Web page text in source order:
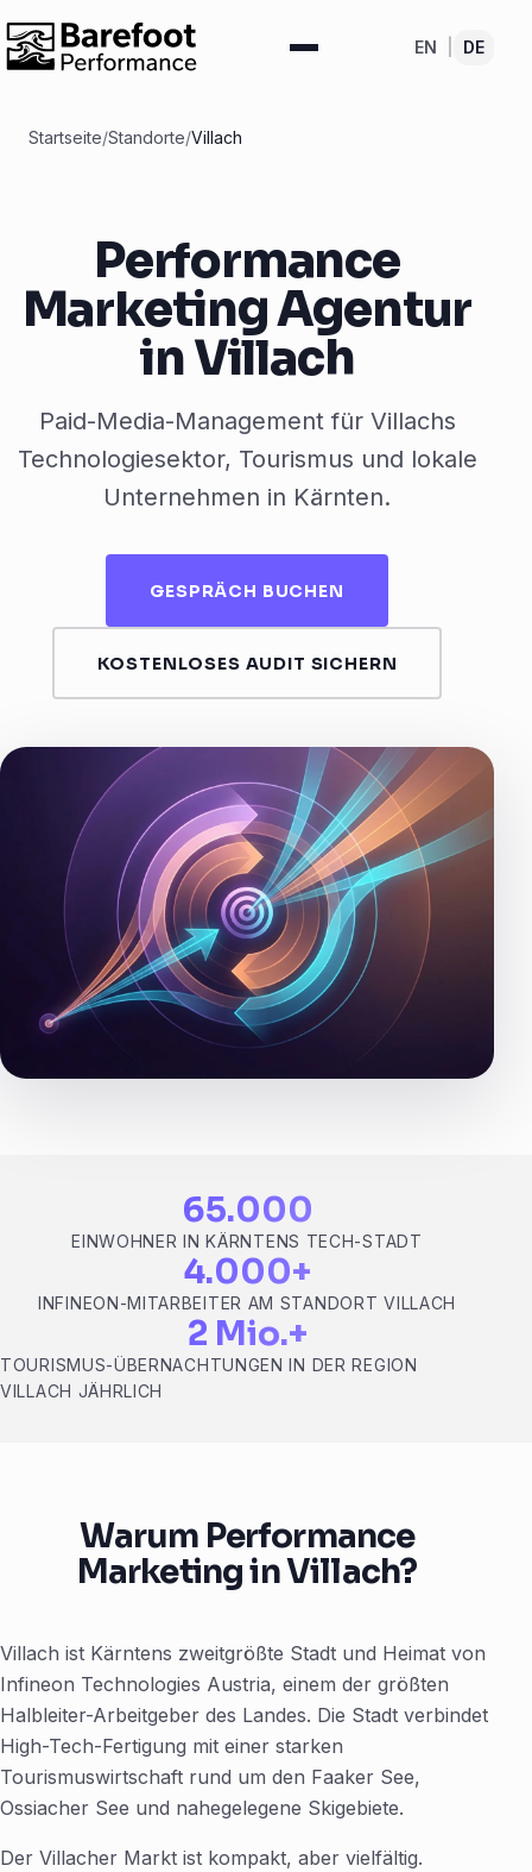
EN DE
Startseite/Standorte/Villach
Performance
Marketing Agentur
in Villach
Paid-Media-Management für Villachs
Technologiesektor, Tourismus und lokale
Unternehmen in Kärnten.
GESPRÄCH BUCHEN
KOSTENLOSES AUDIT SICHERN
65.000
EINWOHNER IN KÄRNTENS TECH-STADT
4.000+
INFINEON-MITARBEITER AM STANDORT VILLACH
2 Mio.+
TOURISMUS-ÜBERNACHTUNGEN IN DER REGION
VILLACH JÄHRLICH
Warum Performance
Marketing in Villach?
Villach ist Kärntens zweitgrößte Stadt und Heimat von
Infineon Technologies Austria, einem der größten
Halbleiter-Arbeitgeber des Landes. Die Stadt verbindet
High-Tech-Fertigung mit einer starken
Tourismuswirtschaft rund um den Faaker See,
Ossiacher See und nahegelegene Skigebiete.
Der Villacher Markt ist kompakt, aber vielfältig.